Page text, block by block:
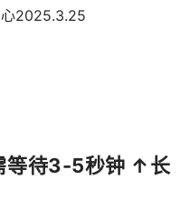
心2025.3.25
等待3-5秒钟 ↑长